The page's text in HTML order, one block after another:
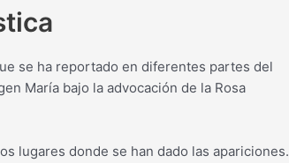
se ha reportado en diferentes partes del
María bajo la advocación de la Rosa
lugares donde se han dado las apariciones.